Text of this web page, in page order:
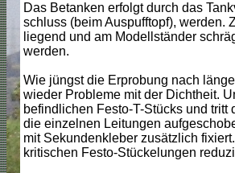
Das Betanken erfolgt durch das
schluss (beim Auspufftopf), werden.
liegend und am Modellständer
werden.
Wie jüngst die Erprobung nach
wieder Probleme mit der Dichtheit.
befindlichen Festo-T-Stücks und tritt
die einzelnen Leitungen
mit Sekundenkleber zusätzlich
kritischen Festo-Stückelungen